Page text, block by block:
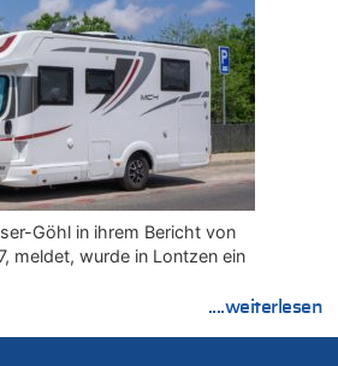
Göhl in ihrem Bericht von
meldet, wurde in Lontzen ein
....weiterlesen